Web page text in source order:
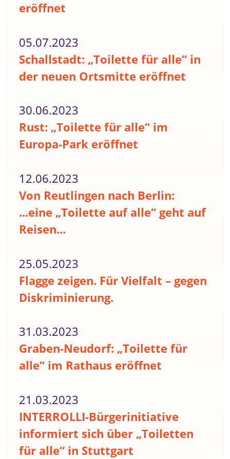
eröffnet
05.07.2023
Schallstadt: „Toilette für alle“ in
der neuen Ortsmitte eröffnet
30.06.2023
Rust: „Toilette für alle“ im
Europa-Park eröffnet
12.06.2023
Von Reutlingen nach Berlin:
...eine „Toilette auf alle“ geht auf
Reisen...
25.05.2023
Flagge zeigen. Für Vielfalt – gegen
Diskriminierung.
31.03.2023
Graben-Neudorf: „Toilette für
alle“ im Rathaus eröffnet
21.03.2023
INTERROLLI-Bürgerinitiative
informiert sich über „Toiletten
für alle“ in Stuttgart